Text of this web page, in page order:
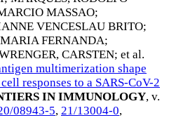
MASSAO;
VENCESLAU BRITO;
FERNANDA;
CARSTEN; et al.
multimerization shape
responses to a SARS-CoV-2
IN IMMUNOLOGY, v.
08943-5, 21/13004-0,